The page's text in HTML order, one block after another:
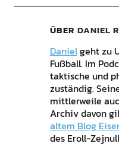
ÜBER DANIEL
Danielgeht zu
Fußball. Im
taktische und
zuständig.
mittlerweile
Archiv davon
altem Blog
des Eroll-